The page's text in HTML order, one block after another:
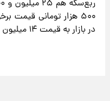
۵۰۰ هزار تومانی
در بازار به قیمت ۱۴ میلیون و ۴۰۰ هزار تومان دیده می‌شود.